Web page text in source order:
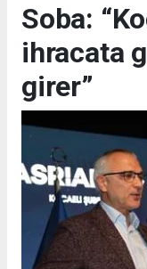
Soba:
ihracata
girer”